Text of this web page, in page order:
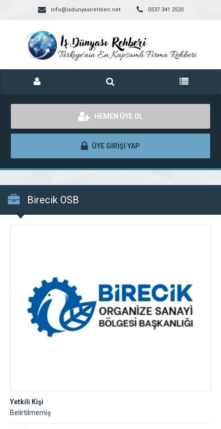
info@isdunyasirehberi.net 0537 341 2520
HEMEN ÜYE OL
ÜYE GİRİŞİ YAP
Birecik OSB
Yetkili Kişi
Belirtilmemiş